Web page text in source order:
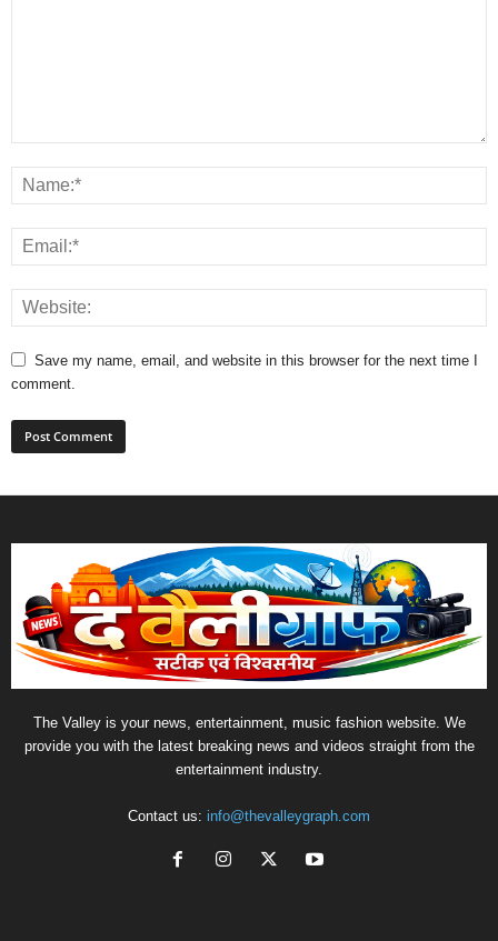
Save my name, email, and website in this browser for the next time I
comment.
The Valley is your news, entertainment, music fashion website. We
provide you with the latest breaking news and videos straight from the
entertainment industry.
Contact us: info@thevalleygraph.com